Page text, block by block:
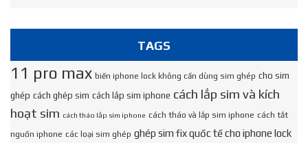
TAGS
11 pro max biến iphone lock không cần dùng sim ghép cho sim
ghép cách ghép sim cách lắp sim iphone cách lắp sim và kích
hoạt sim cách tháo lắp sim iphone cách tháo và lắp sim iphone cách tắt
nguồn iphone các loại sim ghép ghép sim fix quốc tế cho iphone lock